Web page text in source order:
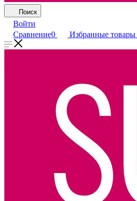
Поиск
Войти
Сравнение0 Избранные товары